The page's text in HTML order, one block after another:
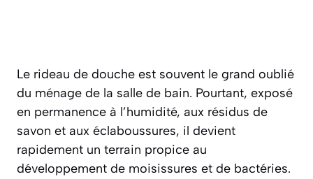
Le rideau de douche est souvent le grand oublié
du ménage de la salle de bain. Pourtant, exposé
en permanence à l’humidité, aux résidus de
savon et aux éclaboussures, il devient
rapidement un terrain propice au
développement de moisissures et de bactéries.